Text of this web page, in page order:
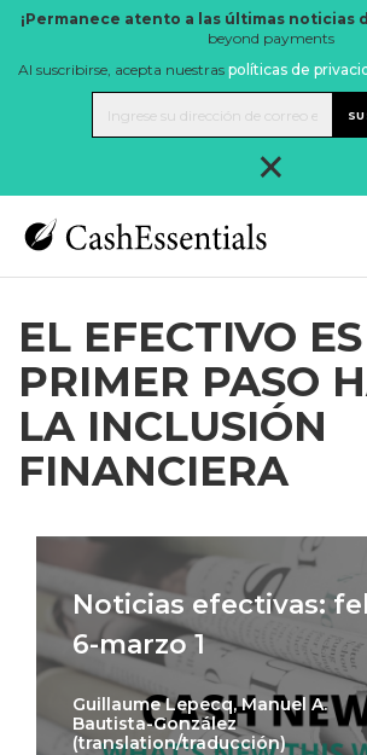
¡Permanece atento a las últimas noticias
beyond payments
Al suscribirse, acepta nuestras políticas de
×
EL EFECTIVO
PRIMER PASO
LA INCLUSIÓN
FINANCIERA
Noticias efectivas:
6-marzo 1
Guillaume Lepecq, Manuel A.
Bautista-González
(translation/traducción)